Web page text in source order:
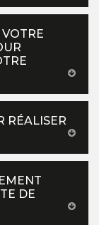
RÉALISER
DE